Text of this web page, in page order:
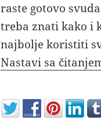
raste gotovo
treba znati kako i
najbolje koristiti
Nastavi sa